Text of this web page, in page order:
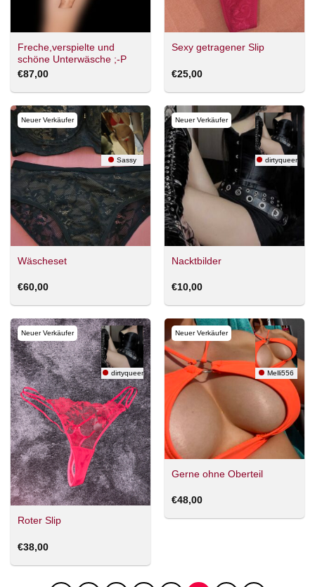
Freche,verspielte und
schöne Unterwäsche ;-P
€87,00
Sexy getragener Slip
€25,00
Neuer Verkäufer
Sassy
Wäscheset
€60,00
Neuer Verkäufer
dirtyqueen
Nacktbilder
€10,00
Neuer Verkäufer
dirtyqueen
Roter Slip
€38,00
Neuer Verkäufer
Melli556
Gerne ohne Oberteil
€48,00